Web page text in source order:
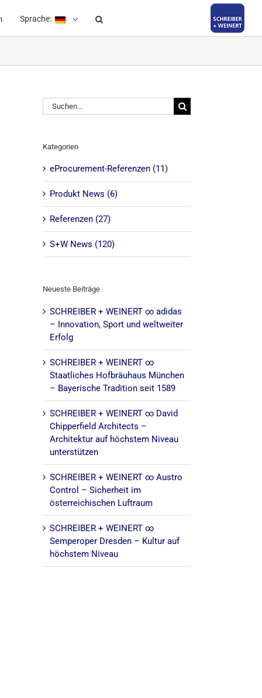
Sprache:
Suche
nach:
Kategorien
eProcurement-Referenzen (11)
Produkt News (6)
Referenzen (27)
S+W News (120)
Neueste Beiträge
SCHREIBER + WEINERT ∞ adidas
– Innovation, Sport und weltweiter
Erfolg
SCHREIBER + WEINERT ∞
Staatliches Hofbräuhaus München
– Bayerische Tradition seit 1589
SCHREIBER + WEINERT ∞ David
Chipperfield Architects –
Architektur auf höchstem Niveau
unterstützen
SCHREIBER + WEINERT ∞ Austro
Control – Sicherheit im
österreichischen Luftraum
SCHREIBER + WEINERT ∞
Semperoper Dresden – Kultur auf
höchstem Niveau